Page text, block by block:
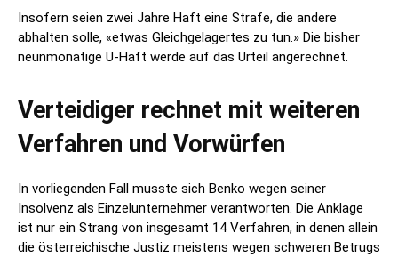
Insofern seien zwei Jahre Haft eine Strafe, die andere
abhalten solle, «etwas Gleichgelagertes zu tun.» Die bisher
neunmonatige U-Haft werde auf das Urteil angerechnet.
Verteidiger rechnet mit weiteren
Verfahren und Vorwürfen
In vorliegenden Fall musste sich Benko wegen seiner
Insolvenz als Einzelunternehmer verantworten. Die Anklage
ist nur ein Strang von insgesamt 14 Verfahren, in denen allein
die österreichische Justiz meistens wegen schweren Betrugs